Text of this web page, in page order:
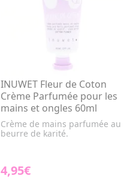
INUWET Fleur de Coton
Crème Parfumée pour les
mains et ongles 60ml
Crème de mains parfumée au
beurre de karité.
4,95€